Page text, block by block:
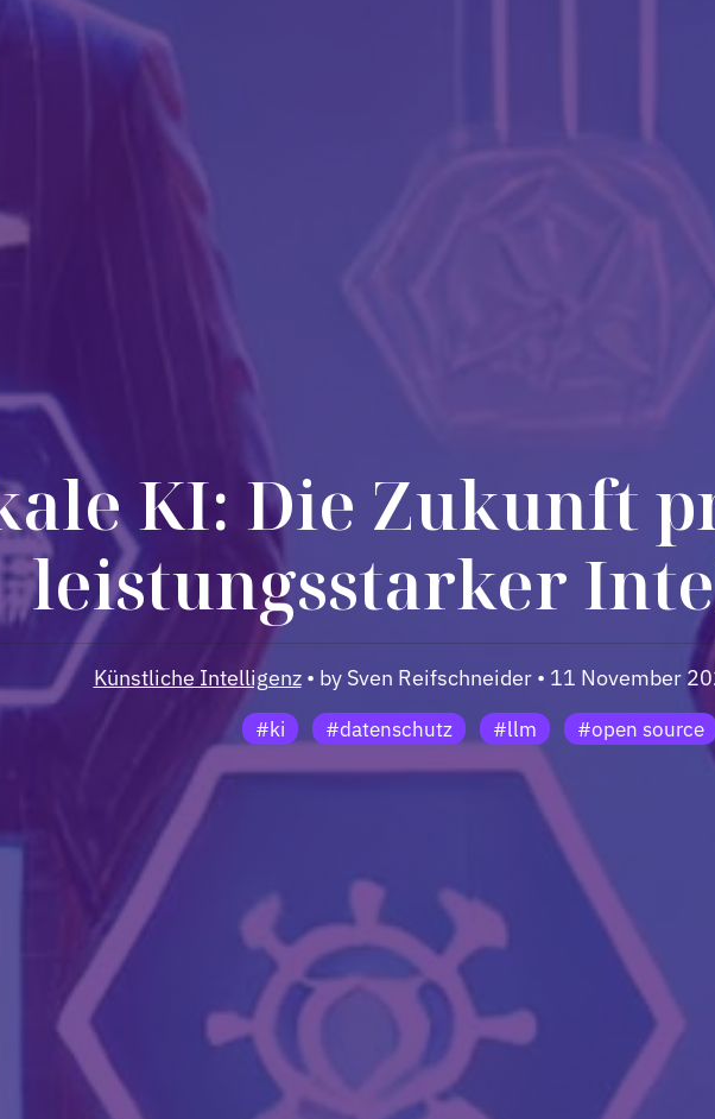
KI: Die Zukunft
leistungsstarker
Künstliche Intelligenz• by Sven Reifschneider • 11 November
#ki #datenschutz #llm #open source